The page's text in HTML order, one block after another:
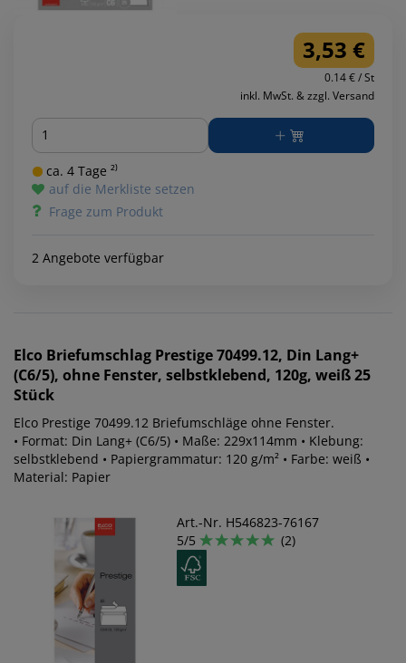
3,53 €
0.14 € / St
inkl. MwSt. & zzgl. Versand
Menge
ca. 4 Tage ²⁾
auf die Merkliste setzen
Frage zum Produkt
2 Angebote verfügbar
Elco Briefumschlag Prestige 70499.12, Din Lang+
(C6/5), ohne Fenster, selbstklebend, 120g, weiß 25
Stück
Elco Prestige 70499.12 Briefumschläge ohne Fenster.
• Format: Din Lang+ (C6/5) • Maße: 229x114mm • Klebung:
selbstklebend • Papiergrammatur: 120 g/m² • Farbe: weiß •
Material: Papier
Art.-Nr. H546823-76167
5/5
(2)